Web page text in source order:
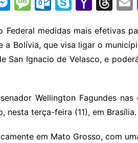
s
s
e
g
er
s
s
a
e
lo
o
k.
o
m
y
p
e
h
o
o
ai
l
e
a
d
l
medidas mais efetivas
Bolívia, que visa ligar o
San Ignacio de Velasco, e
Wellington Fagundes nas
nesta terça-feira (11), em Brasília.
em Mato Grosso, com